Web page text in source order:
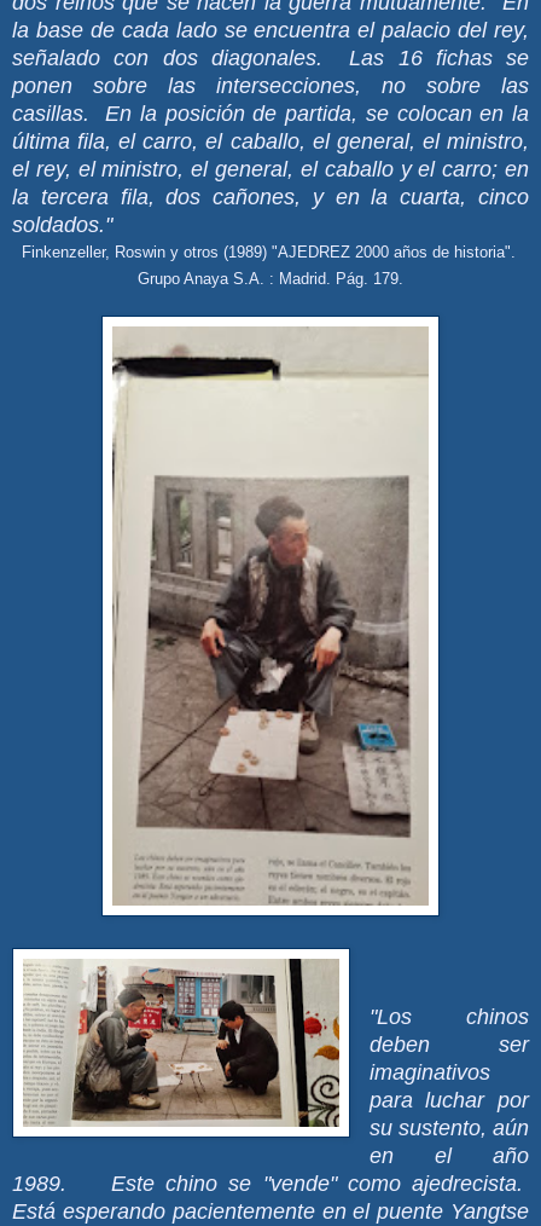
la base de cada lado se encuentra el palacio del rey,
señalado con dos diagonales. Las 16 fichas se
ponen sobre las intersecciones, no sobre las
casillas. En la posición de partida, se colocan en la
última fila, el carro, el caballo, el general, el ministro,
el rey, el ministro, el general, el caballo y el carro; en
la tercera fila, dos cañones, y en la cuarta, cinco
soldados."
Finkenzeller, Roswin y otros (1989) "AJEDREZ 2000 años de historia".
Grupo Anaya S.A. : Madrid. Pág. 179.
"Los chinos
deben ser
imaginativos
para luchar por
su sustento, aún
en el año
1989. Este chino se "vende" como ajedrecista.
Está esperando pacientemente en el puente Yangtse